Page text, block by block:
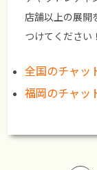
店舗以上の展開
つけてくださ
全国のチャッ
福岡のチャッ